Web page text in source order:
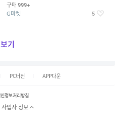
구매 999+
G마켓 5
기
PC버전 APP다운
정보처리방침
업자 정보